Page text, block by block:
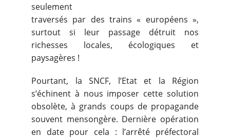
seulement
traversés par des trains « européens »,
surtout si leur passage détruit nos
richesses locales, écologiques et
paysagères !
Pourtant, la SNCF, l’Etat et la Région
s’échinent à nous imposer cette solution
obsolète, à grands coups de propagande
souvent mensongère. Dernière opération
en date pour cela : l’arrêté préfectoral